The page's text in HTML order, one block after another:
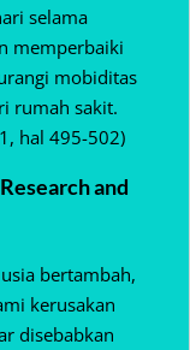
selama
memperbaiki
mobiditas
rumah sakit.
hal 495-502)
and
bertambah,
kerusakan
disebabkan